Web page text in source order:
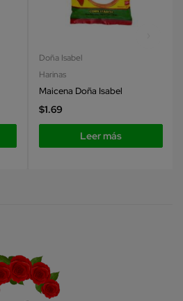
Doña Isabel
Harinas
Maicena Doña Isabel
$1.69
Leer más